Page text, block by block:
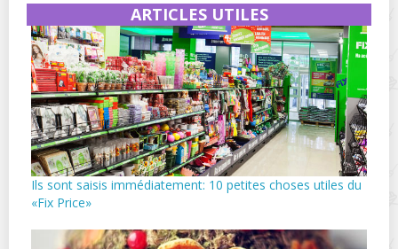
ARTICLES UTILES
Ils sont saisis immédiatement: 10 petites choses utiles du
«Fix Price»